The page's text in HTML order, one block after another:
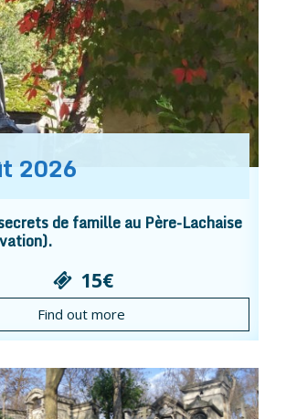
2026
de famille au Père-Lachaise
15€
Find out more